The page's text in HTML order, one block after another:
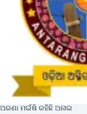
ଅରଣା ମଇଁଷି ରହିଛି ଅନାଇ